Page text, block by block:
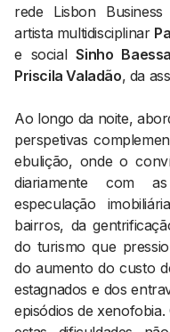
rede Lisbon Business
artista multidisciplinar
e socialSinho
Priscila Valadão, da
Ao longo da noite,
perspetivas
ebulição, onde o
diariamente com
especulação
bairros, da
do turismo que
do aumento do custo
estagnados e dos
episódios de